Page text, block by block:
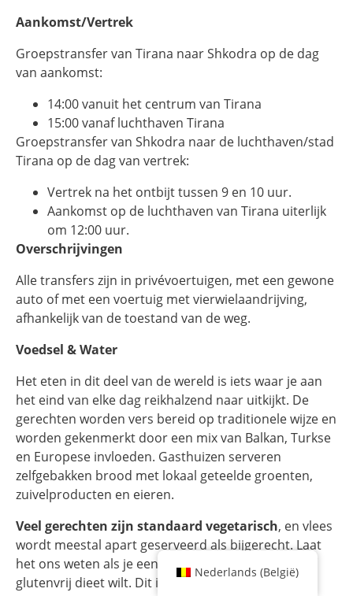
Aankomst/Vertrek
Groepstransfer van Tirana naar Shkodra op de dag
van aankomst:
14:00 vanuit het centrum van Tirana
15:00 vanaf luchthaven Tirana
Groepstransfer van Shkodra naar de luchthaven/stad
Tirana op de dag van vertrek:
Vertrek na het ontbijt tussen 9 en 10 uur.
Aankomst op de luchthaven van Tirana uiterlijk
om 12:00 uur.
Overschrijvingen
Alle transfers zijn in privévoertuigen, met een gewone
auto of met een voertuig met vierwielaandrijving,
afhankelijk van de toestand van de weg.
Voedsel & Water
Het eten in dit deel van de wereld is iets waar je aan
het eind van elke dag reikhalzend naar uitkijkt. De
gerechten worden vers bereid op traditionele wijze en
worden gekenmerkt door een mix van Balkan, Turkse
en Europese invloeden. Gasthuizen serveren
zelfgebakken brood met lokaal geteelde groenten,
zuivelproducten en eieren.
Veel gerechten zijn standaard vegetarisch, en vlees
wordt meestal apart geserveerd als bijgerecht. Laat
het ons weten als je een veganistisch, lactosevrij of
glutenvrij dieet wilt. Dit is over het algemeen geen
Nederlands (België)